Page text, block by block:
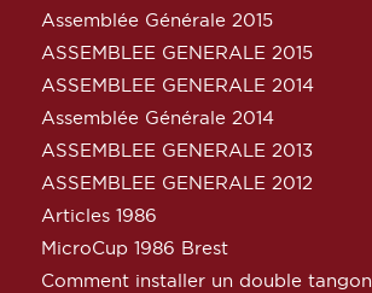
Assemblée Générale 2015
ASSEMBLEE GENERALE 2015
ASSEMBLEE GENERALE 2014
Assemblée Générale 2014
ASSEMBLEE GENERALE 2013
ASSEMBLEE GENERALE 2012
Articles 1986
MicroCup 1986 Brest
Comment installer un double tangon